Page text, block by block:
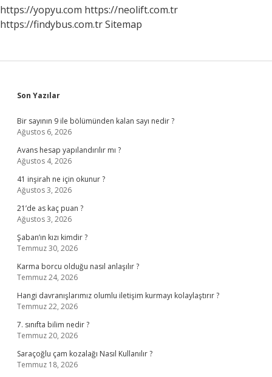
https://yopyu.com https://neolift.com.tr
https://findybus.com.trSitemap
Sidebar
Son Yazılar
Bir sayının 9 ile bölümünden kalan sayı nedir ?
Ağustos 6, 2026
Avans hesap yapılandırılır mı ?
Ağustos 4, 2026
41 inşirah ne için okunur ?
Ağustos 3, 2026
21’de as kaç puan ?
Ağustos 3, 2026
Şaban’ın kızı kimdir ?
Temmuz 30, 2026
Karma borcu olduğu nasıl anlaşılır ?
Temmuz 24, 2026
Hangi davranışlarımız olumlu iletişim kurmayı kolaylaştırır ?
Temmuz 22, 2026
7. sınıfta bilim nedir ?
Temmuz 20, 2026
Saraçoğlu çam kozalağı Nasıl Kullanılır ?
Temmuz 18, 2026